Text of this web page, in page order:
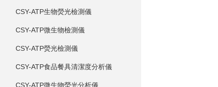
CSY-ATP生物熒光檢測儀
CSY-ATP微生物檢測儀
CSY-ATP熒光檢測儀
CSY-ATP食品餐具清潔度分析儀
CSY-ATP微生物熒光分析儀